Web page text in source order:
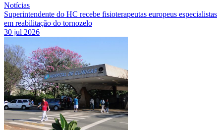
Notícias
Superintendente do HC recebe fisioterapeutas europeus especialistas
em reabilitação do tornozelo
30 jul 2026